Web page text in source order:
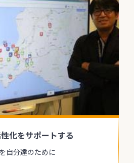
化をサポートする
自分達のために